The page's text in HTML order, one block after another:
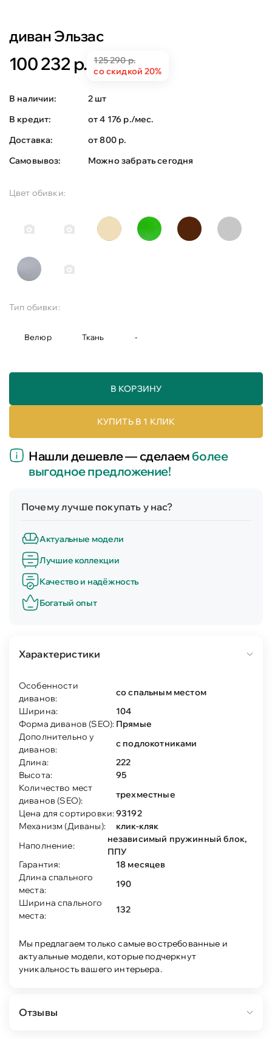
диван Эльзас
100 232 р.
125 290 р.
со скидкой 20%
В наличии:
2 шт
В кредит:
от 4 176 р./мес.
Доставка:
от 800 р.
Самовывоз:
Можно забрать сегодня
Цвет обивки:
Тип обивки:
Велюр Ткань -
В КОРЗИНУ
КУПИТЬ В 1 КЛИК
Нашли дешевле — сделаемболее
выгодное предложение!
Почему лучше покупать у нас?
Актуальные модели
Лучшие коллекции
Качество и надёжность
Богатый опыт
Характеристики
Особенности
диванов:
со спальным местом
Ширина:
104
Форма диванов (SEO): Прямые
Дополнительно у
диванов:
с подлокотниками
Длина:
222
Высота:
95
Количество мест
диванов (SEO):
трехместные
Цена для сортировки:93192
Механизм (Диваны):
клик-кляк
Наполнение:
независимый пружинный блок,
ППУ
Гарантия:
18 месяцев
Длина спального
места:
190
Ширина спального
места:
132
Мы предлагаем только самые востребованные и
актуальные модели, которые подчеркнут
уникальность вашего интерьера.
Отзывы